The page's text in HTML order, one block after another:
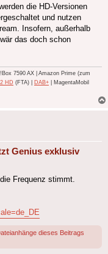
die HD-Versionen
und nutzen
Insofern, außerhalb
das doch schon
7590 AX | Amazon Prime (zum
HD (FTA) | DAB+ | MagentaMobil
Genius exklusiv
Frequenz stimmt.
dieses Beitrags